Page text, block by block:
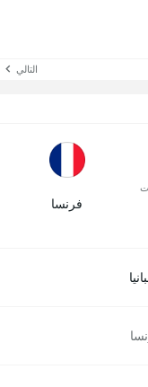
التالي
فرنسا